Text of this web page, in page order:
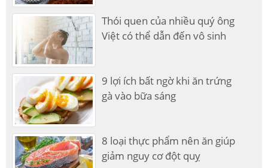
Thói quen của nhiều quý ông
Việt có thể dẫn đến vô sinh
9 lợi ích bất ngờ khi ăn trứng
gà vào bữa sáng
8 loại thực phẩm nên ăn giúp
giảm nguy cơ đột quỵ